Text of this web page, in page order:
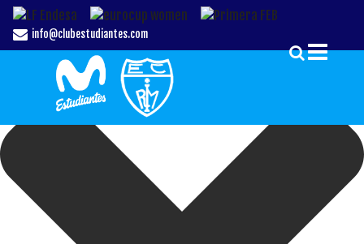
Gestionar el Consentimiento de las Cookies
info@clubestudiantes.com